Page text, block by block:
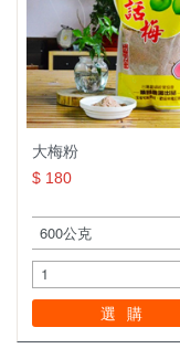
大梅粉
$ 180
選購